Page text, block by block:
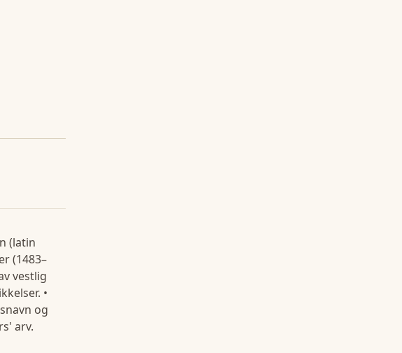
(latin
(1483–
vestlig
•
og
arv.